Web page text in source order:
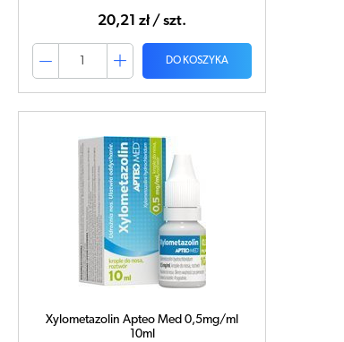
20,21 zł / szt.
DO KOSZYKA
Xylometazolin Apteo Med 0,5mg/ml
10ml